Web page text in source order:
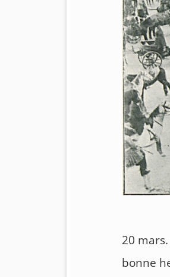
20
bonne